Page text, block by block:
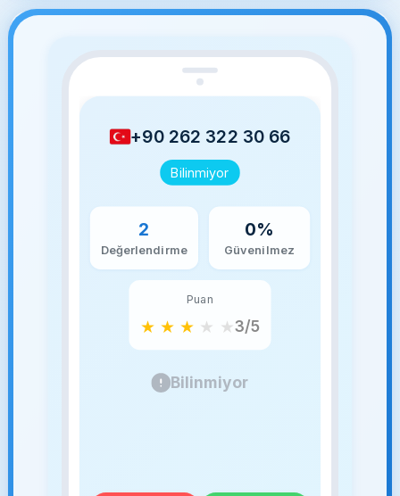
+90 262 322 30 66
Bilinmiyor
2
Değerlendirme
0%
Güvenilmez
Puan
★ ★ ★ ★ ★3/5
Bilinmiyor